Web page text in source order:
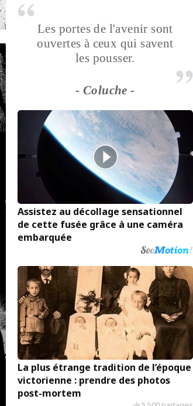
Les portes de l'avenir sont
ouvertes à ceux qui savent
les pousser.
- Coluche -
Assistez au décollage sensationnel
de cette fusée grâce à une caméra
embarquée
La plus étrange tradition de l’époque
victorienne : prendre des photos
post-mortem